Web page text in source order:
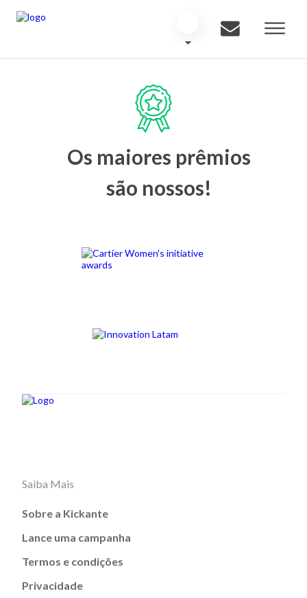
Os maiores prêmios
são nossos!
Saiba Mais
Sobre a Kickante
Lance uma campanha
Termos e condições
Privacidade